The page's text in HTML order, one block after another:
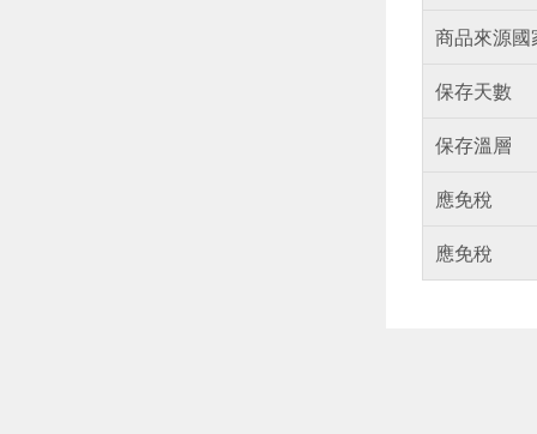
商品來源國
保存天數
保存溫層
應免稅
應免稅